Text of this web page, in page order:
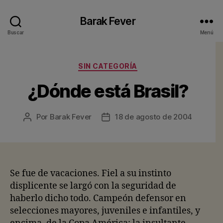
Buscar
Barak Fever
Menú
Categorías
SIN CATEGORÍA
¿Dónde está Brasil?
Autor
Por Barak Fever
Fecha18 de agosto de 2004
Se fue de vacaciones. Fiel a su instinto
displicente se largó con la seguridad de
haberlo dicho todo. Campeón defensor en
selecciones mayores, juveniles e infantiles, y